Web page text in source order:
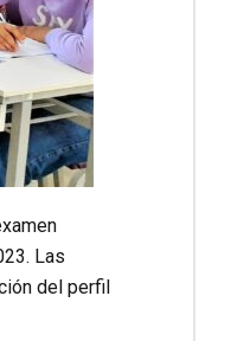
Las
del perfil